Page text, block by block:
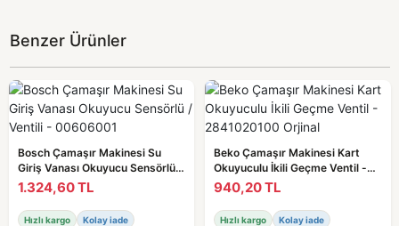
Benzer Ürünler
Bosch Çamaşır Makinesi Su
Giriş Vanası Okuyucu Sensörlü /
Ventili - 00606001
1.324,60 TL
Hızlı kargo Kolay iade
Beko Çamaşır Makinesi Kart
Okuyuculu İkili Geçme Ventil -
2841020100 Orjinal
940,20 TL
Hızlı kargo Kolay iade